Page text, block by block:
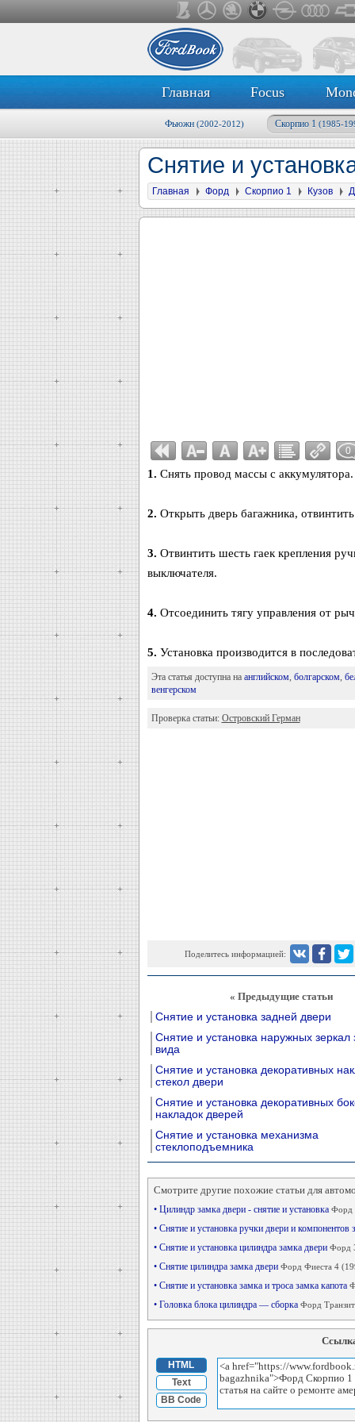
Главная Focus
Фьюжн (2002-2012) Скорпио 1 (1985-
Снятие и
Главная Форд Скорпио 1 Кузов
0
1. Снять провод массы с аккумулятора.
2. Открыть дверь багажника,
3. Отвинтить шесть гаек крепления
выключателя.
4. Отсоединить тягу управления от
5. Установка производится в
Эта статья доступна на английском, болгарском,
венгерском
Проверка статьи: Островский Герман
Поделитесь информацией:
« Предыдущие статьи
Снятие и установка задней двери
Снятие и установка наружных зеркал
вида
Снятие и установка декоративных
стекол двери
Снятие и установка декоративных
накладок дверей
Снятие и установка механизма
стеклоподъемника
Смотрите другие похожие статьи для
• Цилиндр замка двери - снятие и установка Форд
• Снятие и установка ручки двери и компонентов
• Снятие и установка цилиндра замка двери Форд
• Снятие цилиндра замка двери Форд Фиеста 4
• Снятие и установка замка и троса замка капота
• Головка блока цилиндра — сборка Форд
HTML
Text
BB Code